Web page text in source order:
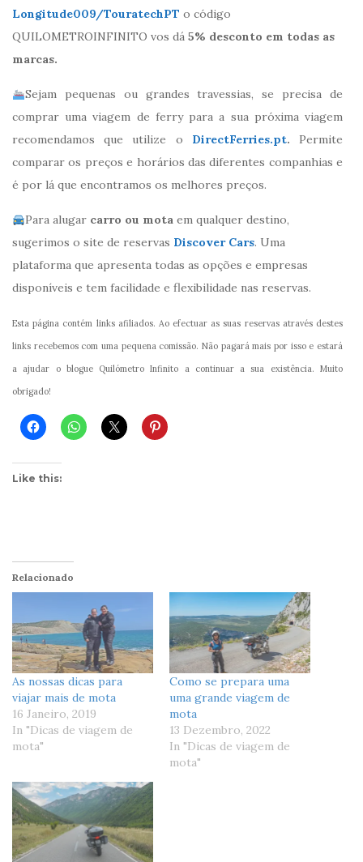
Longitude009/TouratechPT o código
QUILOMETROINFINITO vos dá 5% desconto em todas as
marcas.
Sejam pequenas ou grandes travessias, se precisa de
comprar uma viagem de ferry para a sua próxima viagem
recomendamos que utilize o DirectFerries.pt. Permite
comparar os preços e horários das diferentes companhias e
é por lá que encontramos os melhores preços.
Para alugar carro ou motaem qualquer destino,
sugerimos o site de reservas Discover Cars. Uma
plataforma que apresenta todas as opções e empresas
disponíveis e tem facilidade e flexibilidade nas reservas.
Esta página contém links afiliados. Ao efectuar as suas reservas através destes
links recebemos com uma pequena comissão. Não pagará mais por isso e estará
a ajudar o blogue Quilómetro Infinito a continuar a sua existência. Muito
obrigado!
Like this:
Relacionado
As nossas dicas para
viajar mais de mota
16 Janeiro, 2019
In "Dicas de viagem de
mota"
Como se prepara uma
uma grande viagem de
mota
13 Dezembro, 2022
In "Dicas de viagem de
mota"